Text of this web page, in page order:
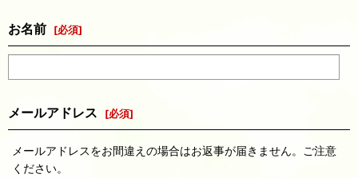
お名前 [必須]
メールアドレス [必須]
メールアドレスをお間違えの場合はお返事が届きません。ご注意
ください。